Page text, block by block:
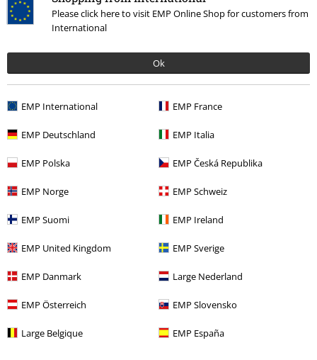
Please click here to visit EMP Online Shop for customers from
International
Ok
EMP International EMP France
EMP Deutschland EMP Italia
EMP Polska EMP Česká Republika
EMP Norge EMP Schweiz
EMP Suomi EMP Ireland
EMP United Kingdom EMP Sverige
EMP Danmark Large Nederland
EMP Österreich EMP Slovensko
Large Belgique EMP España
Kč 329,00
Floyd
Štamprle - sada
Štamprle - sada
Tumbler 2er Box And Justice For All